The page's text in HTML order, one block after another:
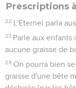
Prescriptions
22 L'Eternel parla
23 Parle aux enfants
aucune graisse de
24 On pourra bien
graisse d'une bête